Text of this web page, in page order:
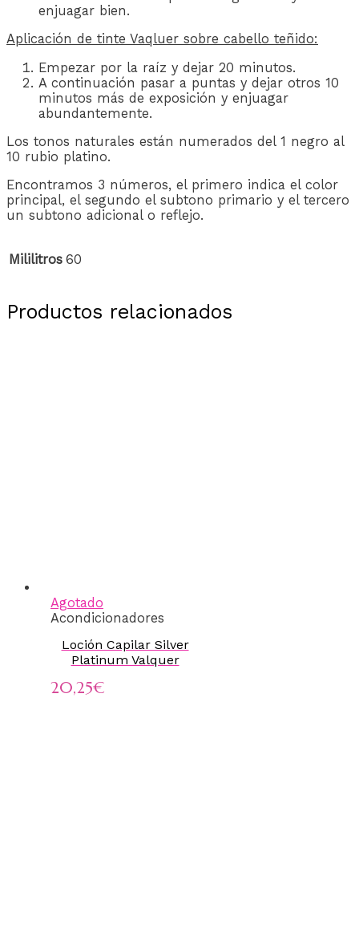
enjuagar bien.
Aplicación de tinte Vaqluer sobre cabello teñido:
Empezar por la raíz y dejar 20 minutos.
A continuación pasar a puntas y dejar otros 10
minutos más de exposición y enjuagar
abundantemente.
Los tonos naturales están numerados del 1 negro al
10 rubio platino.
Encontramos 3 números, el primero indica el color
principal, el segundo el subtono primario y el tercero
un subtono adicional o reflejo.
Mililitros 60
Productos relacionados
Agotado
Acondicionadores
Loción Capilar Silver
Platinum Valquer
20,25€